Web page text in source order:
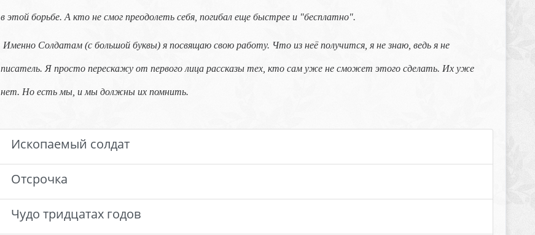
в этой борьбе. А кто не смог преодолеть себя, погибал еще быстрее и "бесплатно".
Именно Солдатам (с большой буквы) я посвящаю свою работу. Что из неё получится, я не знаю, ведь я не
писатель. Я просто перескажу от первого лица рассказы тех, кто сам уже не сможет этого сделать. Их уже
нет. Но есть мы, и мы должны их помнить.
Ископаемый солдат
Отсрочка
Чудо тридцатах годов